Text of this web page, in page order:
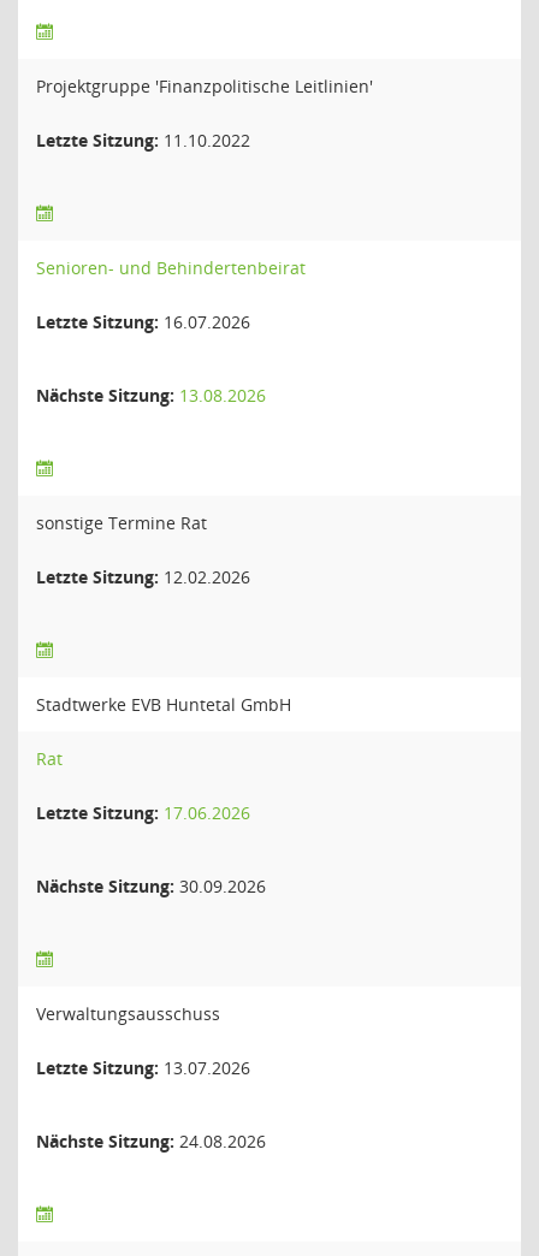
Projektgruppe 'Finanzpolitische Leitlinien'
Letzte Sitzung: 11.10.2022
Senioren- und Behindertenbeirat
Letzte Sitzung: 16.07.2026
Nächste Sitzung: 13.08.2026
sonstige Termine Rat
Letzte Sitzung: 12.02.2026
Stadtwerke EVB Huntetal GmbH
Rat
Letzte Sitzung: 17.06.2026
Nächste Sitzung: 30.09.2026
Verwaltungsausschuss
Letzte Sitzung: 13.07.2026
Nächste Sitzung: 24.08.2026